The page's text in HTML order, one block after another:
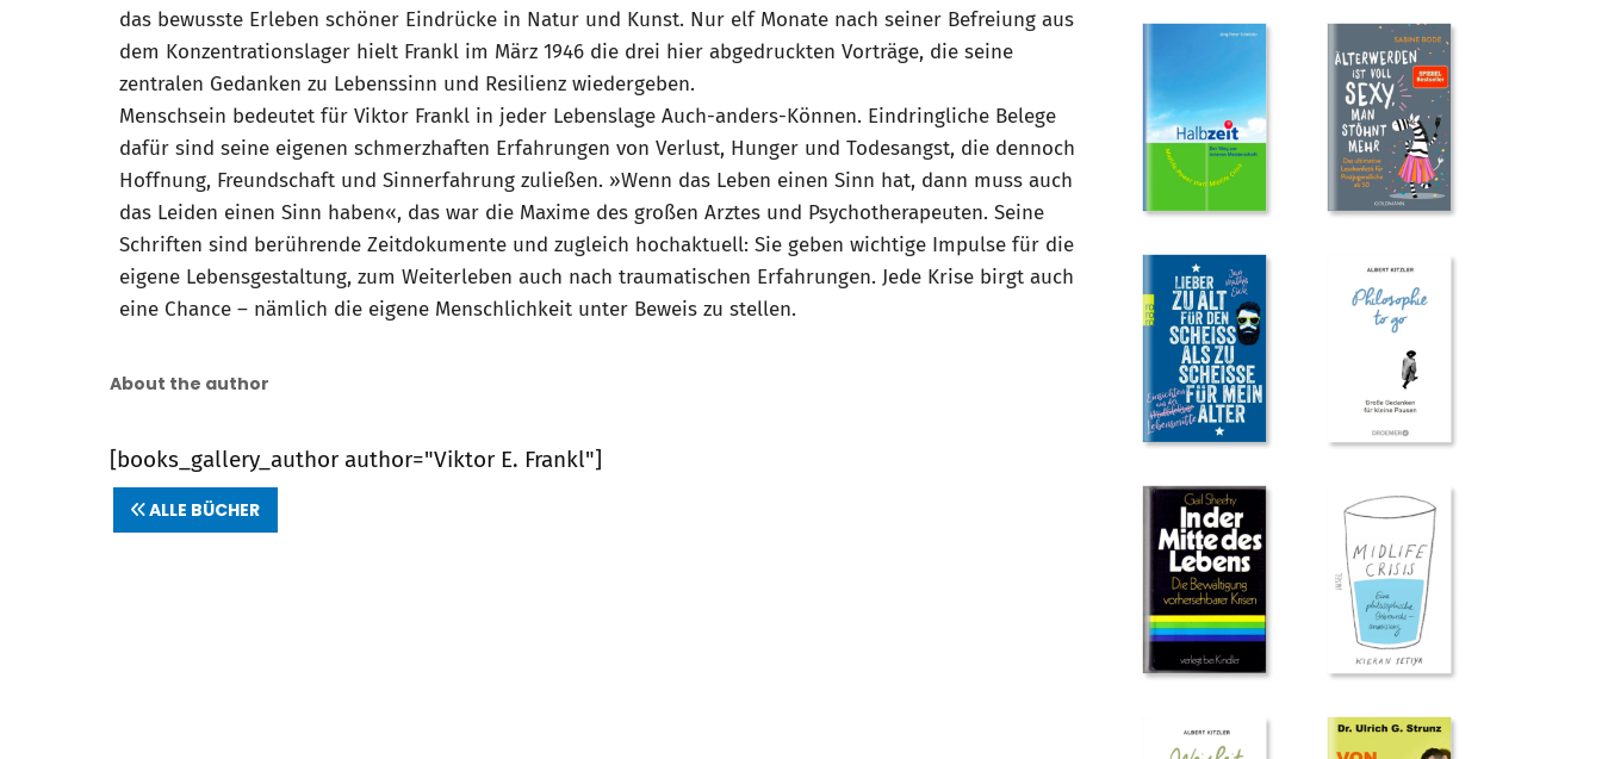
das bewusste Erleben schöner Eindrücke in Natur und Kunst. Nur elf Monate nach seiner Befreiung aus
dem Konzentrationslager hielt Frankl im März 1946 die drei hier abgedruckten Vorträge, die seine
zentralen Gedanken zu Lebenssinn und Resilienz wiedergeben.
Menschsein bedeutet für Viktor Frankl in jeder Lebenslage Auch-anders-Können. Eindringliche Belege
dafür sind seine eigenen schmerzhaften Erfahrungen von Verlust, Hunger und Todesangst, die dennoch
Hoffnung, Freundschaft und Sinnerfahrung zuließen. »Wenn das Leben einen Sinn hat, dann muss auch
das Leiden einen Sinn haben«, das war die Maxime des großen Arztes und Psychotherapeuten. Seine
Schriften sind berührende Zeitdokumente und zugleich hochaktuell: Sie geben wichtige Impulse für die
eigene Lebensgestaltung, zum Weiterleben auch nach traumatischen Erfahrungen. Jede Krise birgt auch
eine Chance – nämlich die eigene Menschlichkeit unter Beweis zu stellen.
About the author
[books_gallery_author author="Viktor E. Frankl"]
ALLE BÜCHER